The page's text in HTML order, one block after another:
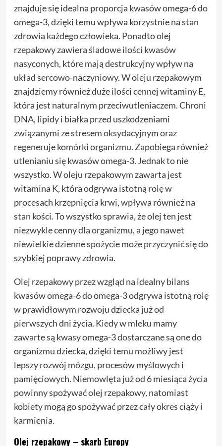
znajduje się idealna proporcja kwasów omega-6 do
omega-3, dzięki temu wpływa korzystnie na stan
zdrowia każdego człowieka. Ponadto olej
rzepakowy zawiera śladowe ilości kwasów
nasyconych, które mają destrukcyjny wpływ na
układ sercowo-naczyniowy. W oleju rzepakowym
znajdziemy również duże ilości cennej witaminy E,
która jest naturalnym przeciwutleniaczem. Chroni
DNA, lipidy i białka przed uszkodzeniami
związanymi ze stresem oksydacyjnym oraz
regeneruje komórki organizmu. Zapobiega również
utlenianiu się kwasów omega-3. Jednak to nie
wszystko. W oleju rzepakowym zawarta jest
witamina K, która odgrywa istotną rolę w
procesach krzepnięcia krwi, wpływa również na
stan kości. To wszystko sprawia, że olej ten jest
niezwykle cenny dla organizmu, a jego nawet
niewielkie dzienne spożycie może przyczynić się do
szybkiej poprawy zdrowia.
Olej rzepakowy przez wzgląd na idealny bilans
kwasów omega-6 do omega-3 odgrywa istotną rolę
w prawidłowym rozwoju dziecka już od
pierwszych dni życia. Kiedy w mleku mamy
zawarte są kwasy omega-3 dostarczane są one do
organizmu dziecka, dzięki temu możliwy jest
lepszy rozwój mózgu, procesów myślowych i
pamięciowych. Niemowlęta już od 6 miesiąca życia
powinny spożywać olej rzepakowy, natomiast
kobiety mogą go spożywać przez cały okres ciąży i
karmienia.
Olej rzepakowy – skarb Europy